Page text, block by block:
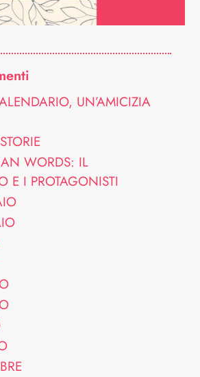
UN’AMICIZIA
WORDS: IL
E I PROTAGONISTI